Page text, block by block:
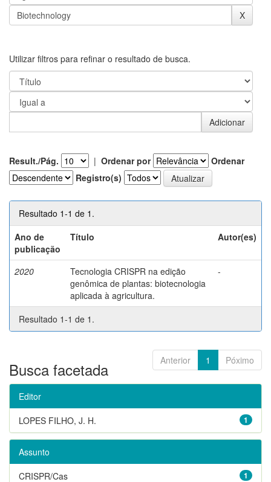
Utilizar filtros para refinar o resultado de busca.
Result./Pág. | Ordenar por
Ordenar
Registro(s)
Resultado 1-1 de 1.
Ano de
publicação
Título Autor(es)
2020
Tecnologia CRISPR na edição
genômica de plantas: biotecnologia
aplicada à agricultura.
-
Resultado 1-1 de 1.
Anterior 1 Póximo
Busca facetada
Editor
1
LOPES FILHO, J. H.
Assunto
1
CRISPR/Cas